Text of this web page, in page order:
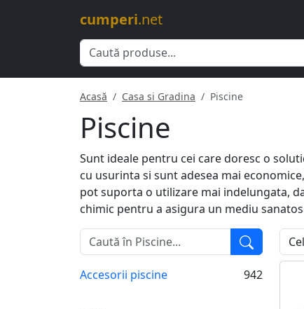
cumperi.net
Acasă Casa si Gradina Piscine
Piscine
Sunt ideale pentru cei care doresc o
cu usurinta si sunt adesea mai
pot suporta o utilizare mai indelungata,
chimic pentru a asigura un mediu
Accesorii piscine 942